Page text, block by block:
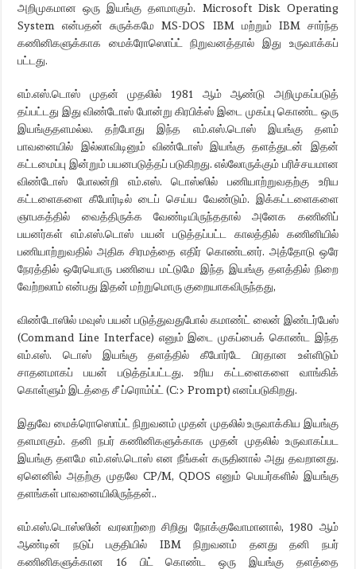
அறிமுகமான ஒரு இயங்கு தளமாகும். Microsoft Disk Operating
System என்பதன் சுருக்கமே MS-DOS IBM மற்றும் IBM சார்ந்த
கணினிகளுக்காக மைக்ரோஸொப்ட் நிறுவனத்தால் இது உருவாக்கப்
பட்டது.
எம்.எஸ்.டொஸ் முதன் முதலில் 1981 ஆம் ஆண்டு அறிமுகப்படுத்
தப்பட்டது இது விண்டோஸ் போன்று கிரபிக்ஸ் இடை முகப்பு கொண்ட ஒரு
இயங்குதளமல்ல. தற்போது இந்த எம்.எஸ்.டொஸ் இயங்கு தளம்
பாவனையில் இல்லாவிடினும் விண்டோஸ் இயங்கு தளத்துடன் இதன்
கட்டமைப்பு இன்றும் பயனபடுத்தப் படுகிறது. எல்லோருக்கும் பரிச்சயமான
விண்டோஸ் போலன்றி எம்.எஸ். டொஸ்ஸில் பணியாற்றுவதற்கு உரிய
கட்டளைகளை கீபோர்டில் டைப் செய்ய வேண்டும். இக்கட்டளைகளை
ஞாபகத்தில் வைத்திருக்க வேண்டியிருந்ததால் அனேக கணினிப்
பயனர்கள் எம்.எஸ்.டொஸ் பயன் படுத்தப்பட்ட காலத்தில் கணினியில்
பணியாற்றுவதில் அதிக சிரமத்தை எதிர் கொண்டனர். அத்தோடு ஒரே
நேரத்தில் ஒரேயொரு பணியை மட்டுமே இந்த இயங்கு தளத்தில் நிறை
வேற்றலாம் என்பது இதன் மற்றுமொரு குறையாகவிருந்தது,
விண்டோஸில் மவுஸ் பயன் படுத்துவதுபோல் கமாண்ட் லைன் இண்டர்பேஸ்
(Command Line Interface) எனும் இடை முகப்பைக் கொண்ட இந்த
எம்.எஸ். டொஸ் இயங்கு தளத்தில் கீபோர்டே பிரதான உள்ளிடும்
சாதனமாகப் பயன் படுத்தப்பட்டது. உரிய கட்டளைகளை வாங்கிக்
கொள்ளும் இடத்தை சீ ப்ரொம்ப்ட் (C:> Prompt) எனப்படுகிறது.
இதுவே மைக்ரொஸொப்ட் நிறுவனம் முதன் முதலில் உருவாக்கிய இயங்கு
தளமாகும். தனி நபர் கணினிகளுக்காக முதன் முதலில் உருவாகப்பட
இயங்கு தளமே எம்.எஸ்.டொஸ் என நீங்கள் கருதினால் அது தவறானது.
ஏனெனில் அதற்கு முதலே CP/M, QDOS எனும் பெயர்களில் இயங்கு
தளங்கள் பாவனையிலிருந்தன்..
எம்.எஸ்.டொஸ்ஸின் வரலாற்றை சிறிது நோக்குவோமானால், 1980 ஆம்
ஆண்டின் நடுப் பகுதியில் IBM நிறுவனம் தனது தனி நபர்
கணினிகளுக்கான 16 பிட் கொண்ட ஒரு இயங்கு தளத்தை